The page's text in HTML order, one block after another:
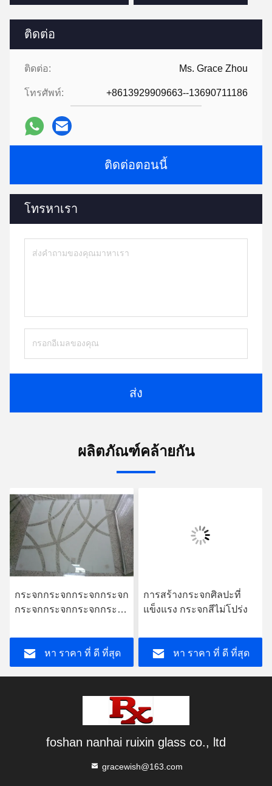
ติดต่อ
ติดต่อ: Ms. Grace Zhou
โทรศัพท์: +8613929909663--13690711186
ติดต่อตอนนี้
โทรหาเรา
ส่ง
ผลิตภัณฑ์คล้ายกัน
กระจกกระจกกระจกกระจก
กระจกกระจกกระจกกระจก
กระจกกระจกกระจกกระจก
กระจกกระจกกระจกกระจก
กระจกกระจกกระจกกระจก
กระจกกระจกกระจกกระจก
กระจกกระจกกระจกกระจก
กระจกกระจกกระจกกระจก
กระจกกระจกกระจกกระจก
หา ราคา ที่ ดี ที่สุด
การสร้างกระจกศิลปะที่
แข็งแรง กระจกสีไม่โปร่ง
หา ราคา ที่ ดี ที่สุด
foshan nanhai ruixin glass co., ltd
gracewish@163.com